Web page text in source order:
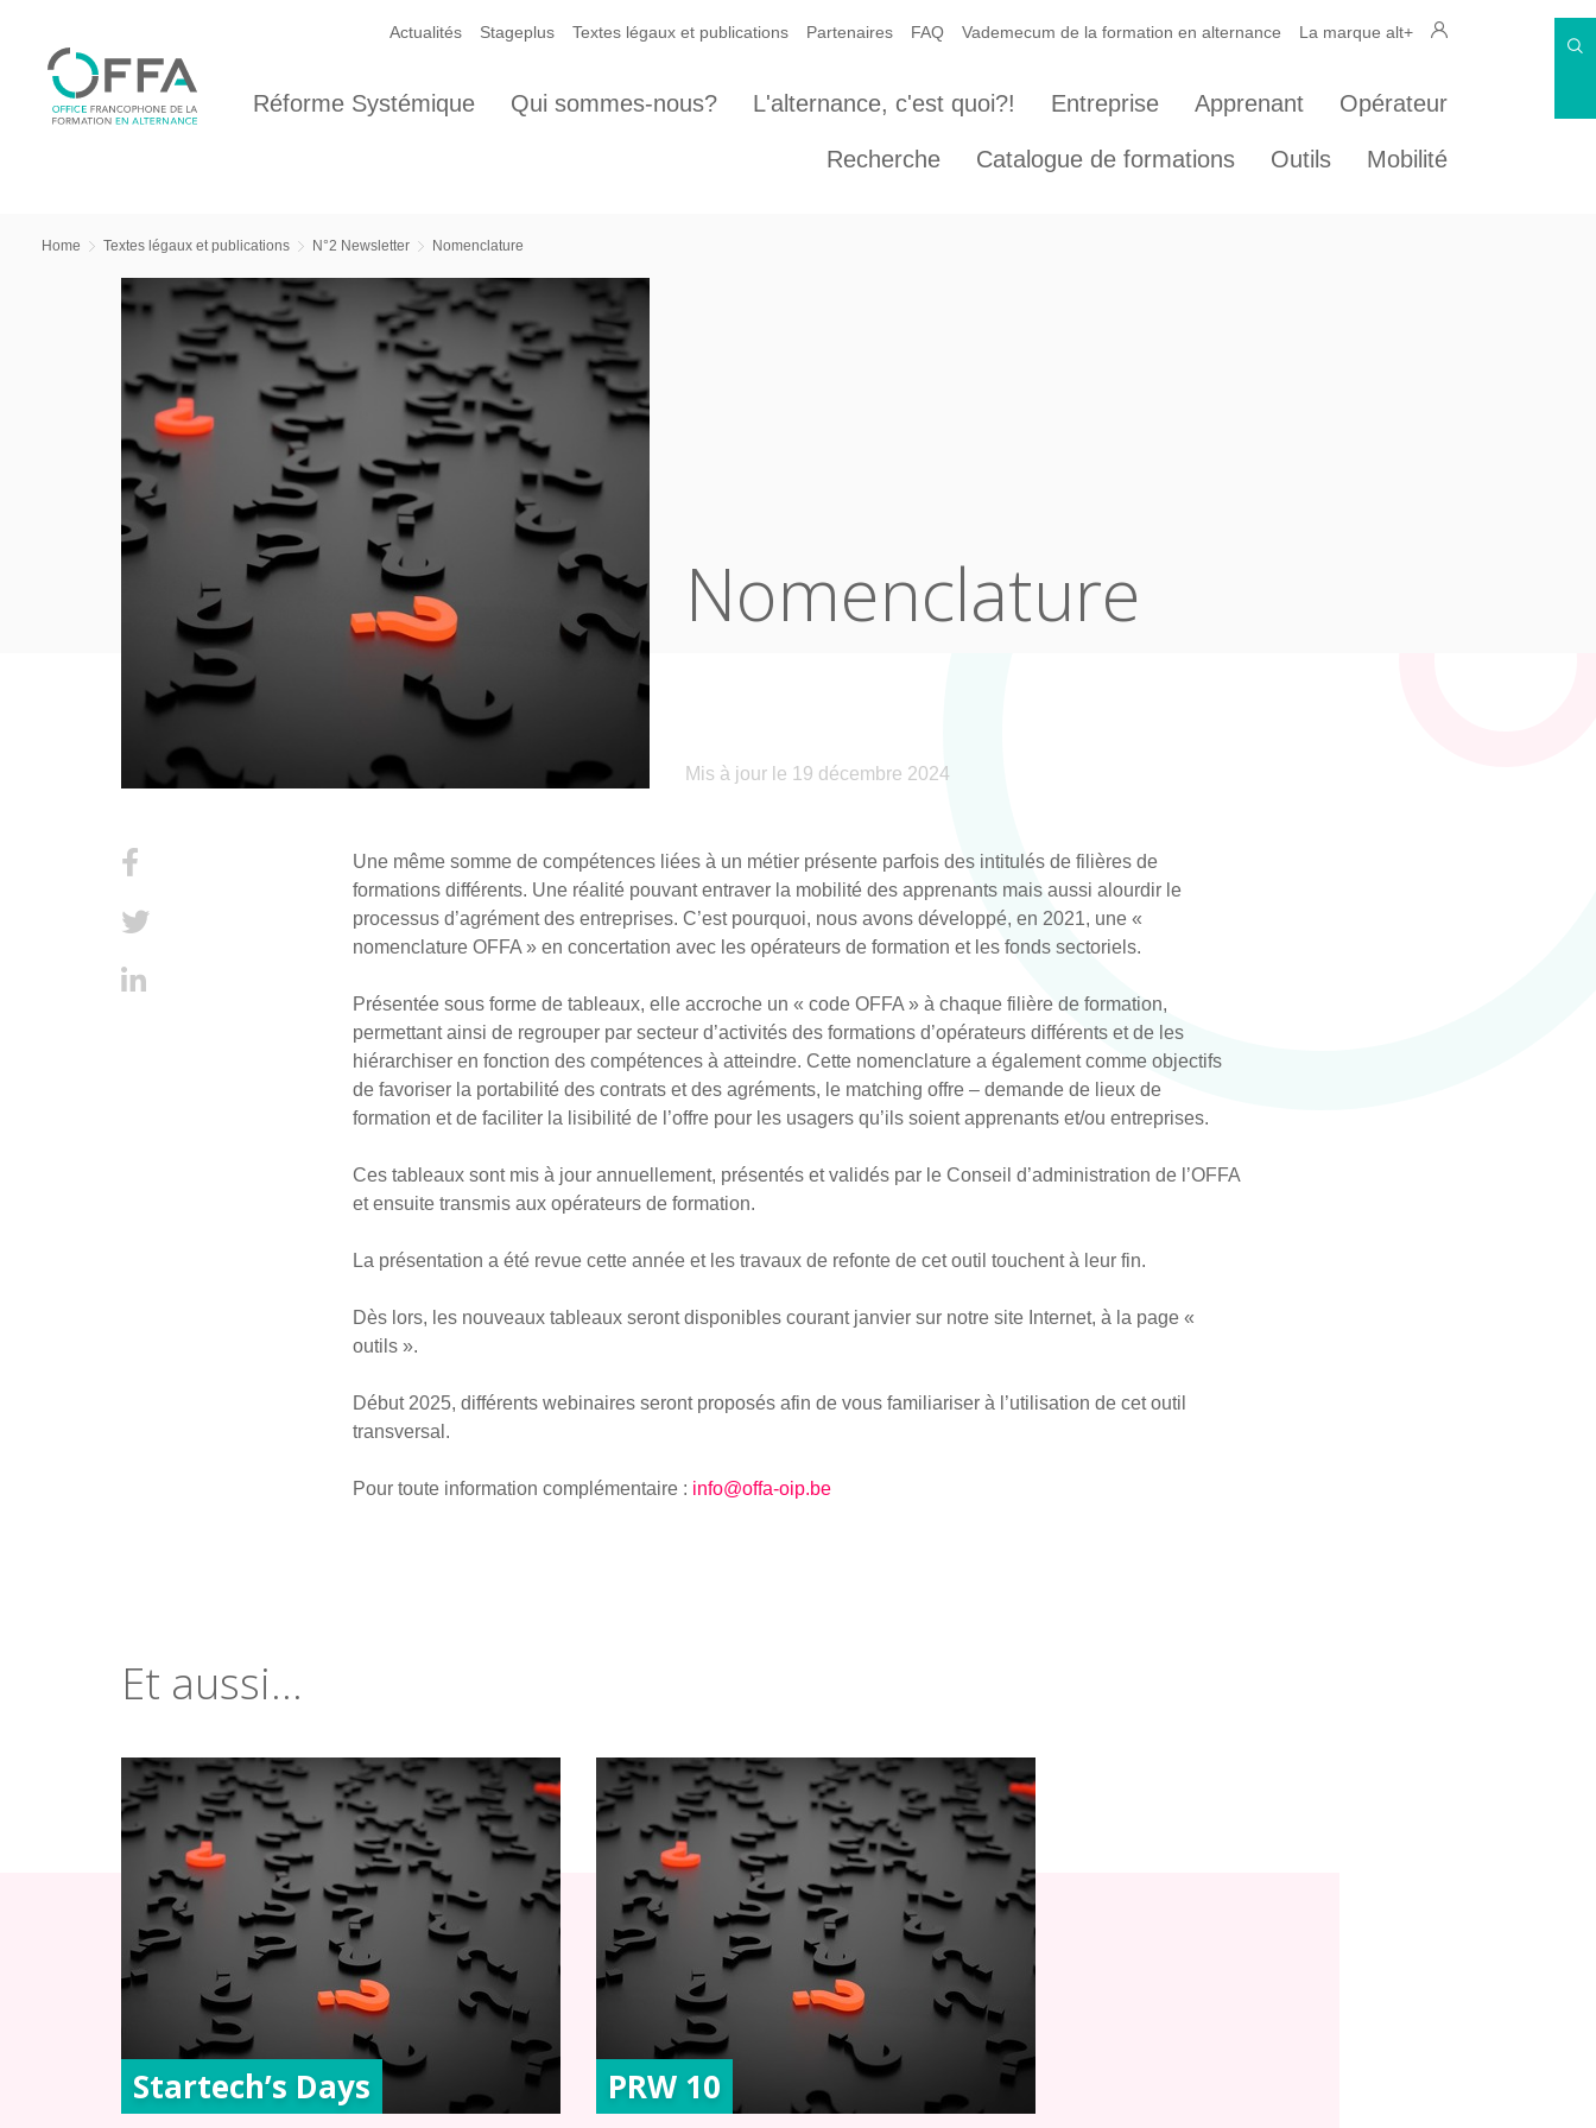
Actualités Stageplus Textes légaux et publications Partenaires FAQ Vademecum de la formation en alternance La marque alt+
Réforme Systémique Qui sommes-nous? L'alternance, c'est quoi?! Entreprise Apprenant Opérateur
Recherche Catalogue de formations Outils Mobilité
Home Textes légaux et publications N°2 Newsletter Nomenclature
Nomenclature
Mis à jour le 19 décembre 2024
Une même somme de compétences liées à un métier présente parfois des intitulés de filières de
formations différents. Une réalité pouvant entraver la mobilité des apprenants mais aussi alourdir le
processus d’agrément des entreprises. C’est pourquoi, nous avons développé, en 2021, une «
nomenclature OFFA » en concertation avec les opérateurs de formation et les fonds sectoriels.
Présentée sous forme de tableaux, elle accroche un « code OFFA » à chaque filière de formation,
permettant ainsi de regrouper par secteur d’activités des formations d’opérateurs différents et de les
hiérarchiser en fonction des compétences à atteindre. Cette nomenclature a également comme objectifs
de favoriser la portabilité des contrats et des agréments, le matching offre – demande de lieux de
formation et de faciliter la lisibilité de l’offre pour les usagers qu’ils soient apprenants et/ou entreprises.
Ces tableaux sont mis à jour annuellement, présentés et validés par le Conseil d’administration de l’OFFA
et ensuite transmis aux opérateurs de formation.
La présentation a été revue cette année et les travaux de refonte de cet outil touchent à leur fin.
Dès lors, les nouveaux tableaux seront disponibles courant janvier sur notre site Internet, à la page «
outils ».
Début 2025, différents webinaires seront proposés afin de vous familiariser à l’utilisation de cet outil
transversal.
Pour toute information complémentaire : info@offa-oip.be
Et aussi...
Startech’s Days PRW 10